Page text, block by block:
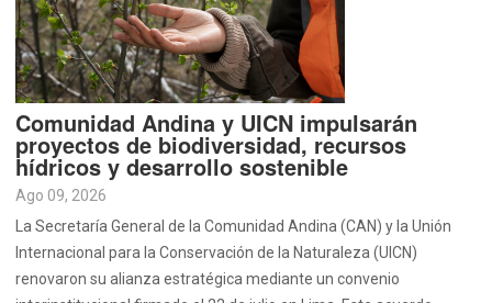
Comunidad Andina y UICN impulsarán
proyectos de biodiversidad, recursos
hídricos y desarrollo sostenible
Ago 09, 2026
La Secretaría General de la Comunidad Andina (CAN) y la Unión
Internacional para la Conservación de la Naturaleza (UICN)
renovaron su alianza estratégica mediante un convenio